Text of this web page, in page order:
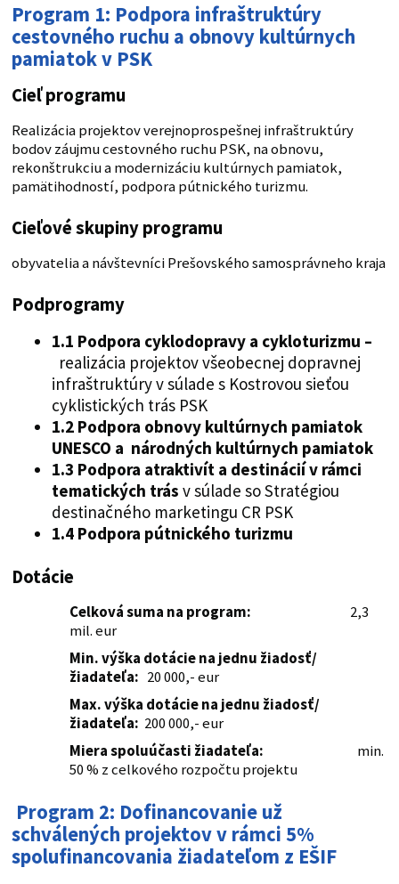
Program 1: Podpora infraštruktúry
cestovného ruchu a obnovy kultúrnych
pamiatok v PSK
Cieľ programu
Realizácia projektov verejnoprospešnej infraštruktúry
bodov záujmu cestovného ruchu PSK, na obnovu,
rekonštrukciu a modernizáciu kultúrnych pamiatok,
pamätihodností, podpora pútnického turizmu.
Cieľové skupiny programu
obyvatelia a návštevníci Prešovského samosprávneho kraja
Podprogramy
1.1 Podpora cyklodopravy a cykloturizmu –
realizácia projektov všeobecnej dopravnej
infraštruktúry v súlade s Kostrovou sieťou
cyklistických trás PSK
1.2 Podpora obnovy kultúrnych pamiatok
UNESCO a národných kultúrnych pamiatok
1.3 Podpora atraktivít a destinácií v rámci
tematických trás v súlade so Stratégiou
destinačného marketingu CR PSK
1.4 Podpora pútnického turizmu
Dotácie
Celková suma na program: 2,3
mil. eur
Min. výška dotácie na jednu žiadosť/
žiadateľa: 20 000,- eur
Max. výška dotácie na jednu žiadosť/
žiadateľa: 200 000,- eur
Miera spoluúčasti žiadateľa: min.
50 % z celkového rozpočtu projektu
Program 2: Dofinancovanie už
schválených projektov v rámci 5%
spolufinancovania žiadateľom z EŠIF